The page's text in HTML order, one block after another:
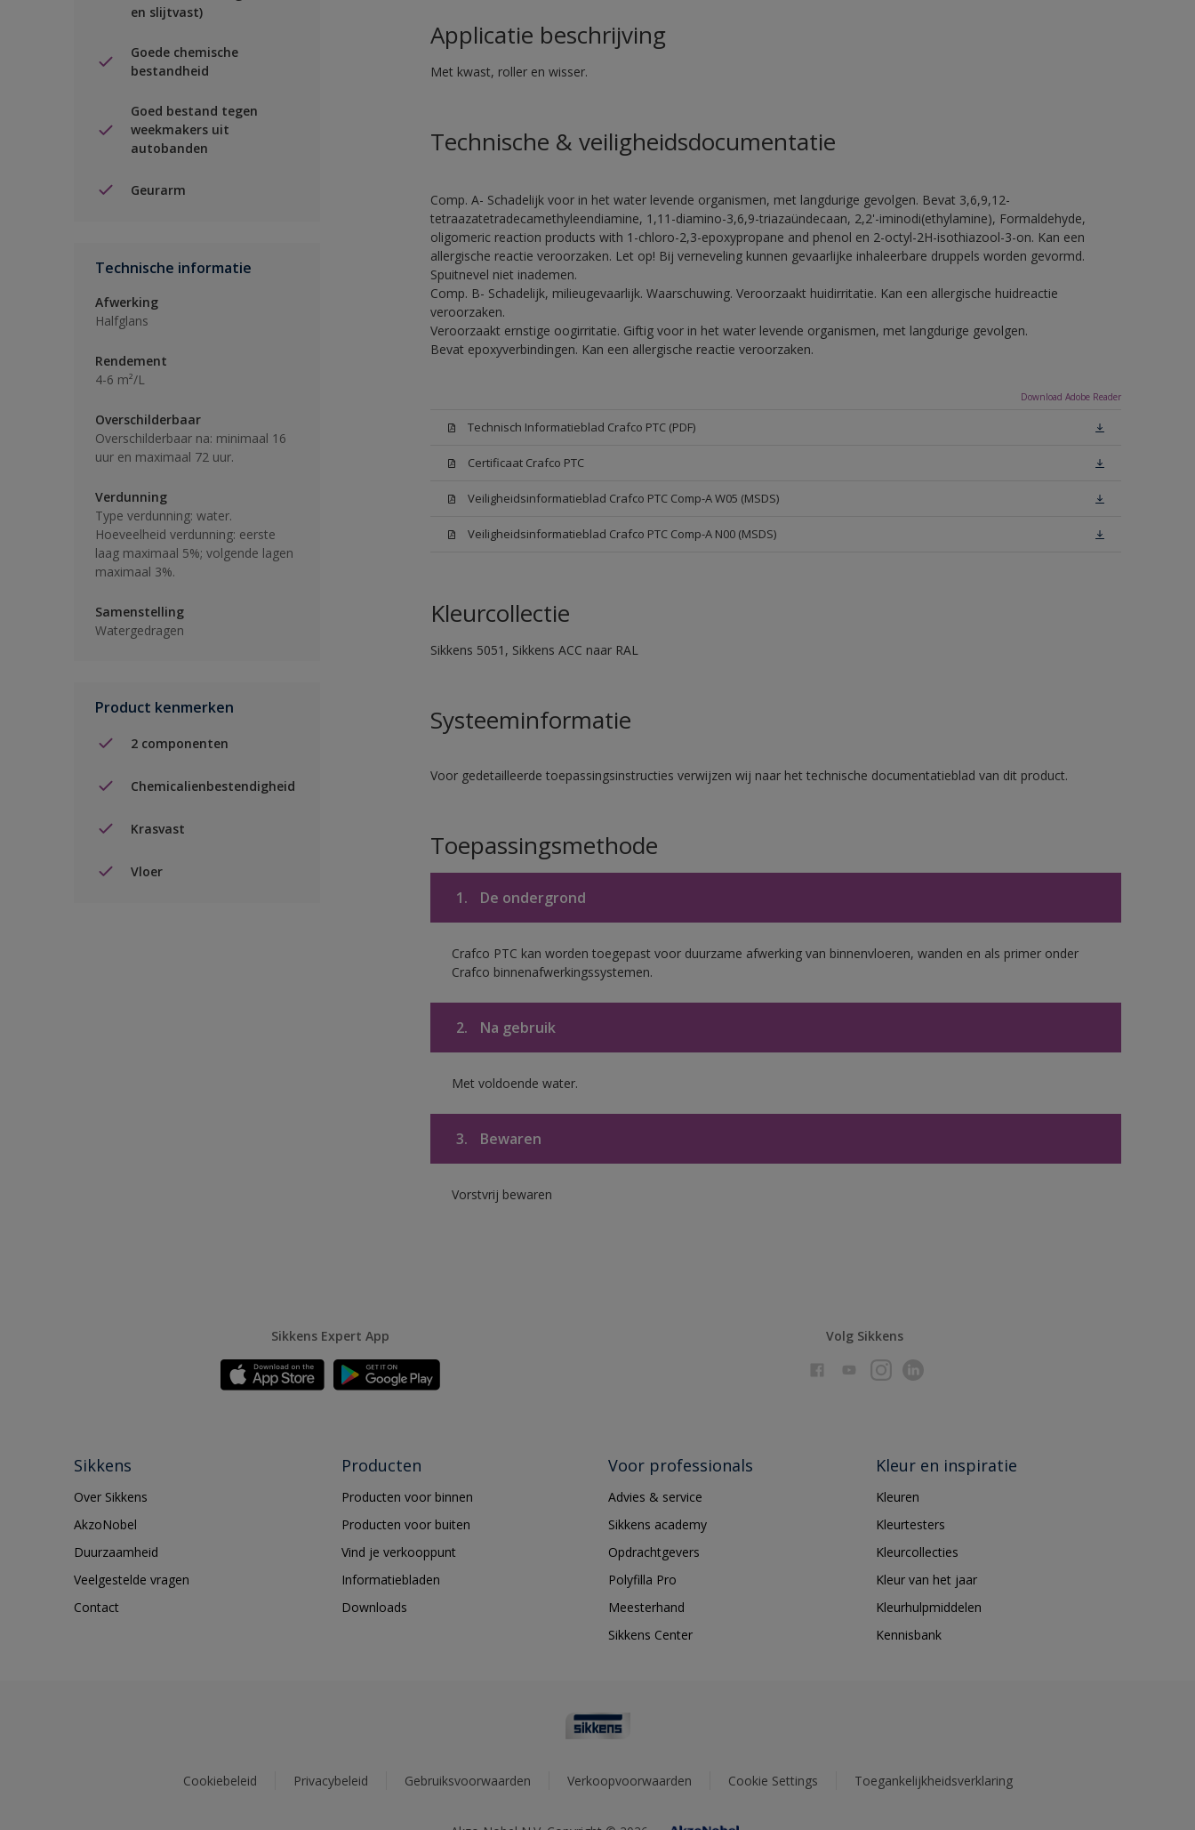
en slijtvast)
Goede chemische
bestandheid
Goed bestand tegen
weekmakers uit
autobanden
Geurarm
Technische informatie
Afwerking
Halfglans
Rendement
4-6 m²/L
Overschilderbaar
Overschilderbaar na: minimaal 16
uur en maximaal 72 uur.
Verdunning
Type verdunning: water.
Hoeveelheid verdunning: eerste
laag maximaal 5%; volgende lagen
maximaal 3%.
Samenstelling
Watergedragen
Product kenmerken
2 componenten
Chemicalienbestendigheid
Krasvast
Vloer
Applicatie beschrijving
Met kwast, roller en wisser.
Technische & veiligheidsdocumentatie
Comp. A- Schadelijk voor in het water levende organismen, met langdurige gevolgen. Bevat 3,6,9,12-
tetraazatetradecamethyleendiamine, 1,11-diamino-3,6,9-triazaündecaan, 2,2'-iminodi(ethylamine), Formaldehyde,
oligomeric reaction products with 1-chloro-2,3-epoxypropane and phenol en 2-octyl-2H-isothiazool-3-on. Kan een
allergische reactie veroorzaken. Let op! Bij verneveling kunnen gevaarlijke inhaleerbare druppels worden gevormd.
Spuitnevel niet inademen.
Comp. B- Schadelijk, milieugevaarlijk. Waarschuwing. Veroorzaakt huidirritatie. Kan een allergische huidreactie
veroorzaken.
Veroorzaakt ernstige oogirritatie. Giftig voor in het water levende organismen, met langdurige gevolgen.
Bevat epoxyverbindingen. Kan een allergische reactie veroorzaken.
Download Adobe Reader
Technisch Informatieblad Crafco PTC (PDF)
Certificaat Crafco PTC
Veiligheidsinformatieblad Crafco PTC Comp-A W05 (MSDS)
Veiligheidsinformatieblad Crafco PTC Comp-A N00 (MSDS)
Kleurcollectie
Sikkens 5051, Sikkens ACC naar RAL
Systeeminformatie
Voor gedetailleerde toepassingsinstructies verwijzen wij naar het technische documentatieblad van dit product.
Toepassingsmethode
1. De ondergrond
Crafco PTC kan worden toegepast voor duurzame afwerking van binnenvloeren, wanden en als primer onder
Crafco binnenafwerkingssystemen.
2. Na gebruik
Met voldoende water.
3. Bewaren
Vorstvrij bewaren
Sikkens Expert App Volg Sikkens
Sikkens
Over Sikkens
AkzoNobel
Duurzaamheid
Veelgestelde vragen
Contact
Producten
Producten voor binnen
Producten voor buiten
Vind je verkooppunt
Informatiebladen
Downloads
Voor professionals
Advies & service
Sikkens academy
Opdrachtgevers
Polyfilla Pro
Meesterhand
Sikkens Center
Kleur en inspiratie
Kleuren
Kleurtesters
Kleurcollecties
Kleur van het jaar
Kleurhulpmiddelen
Kennisbank
Cookiebeleid Privacybeleid Gebruiksvoorwaarden Verkoopvoorwaarden Cookie Settings Toegankelijkheidsverklaring